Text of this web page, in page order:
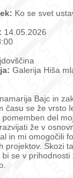
Ko se svet
14.05.2026
Galerija Hiša
Bajc in
času se že vrsto
pomemben del
že v
in mi omogočili
projektov. Skozi
bi se v